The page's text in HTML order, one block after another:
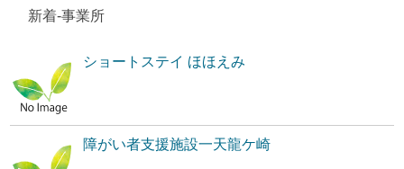
新着-事業所
ショートステイ ほほえみ
障がい者支援施設一天龍ケ崎